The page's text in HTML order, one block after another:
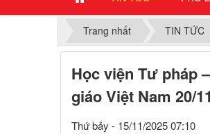
Trang nhất TIN TỨC
Học viện Tư pháp
giáo Việt Nam 20/
Thứ bảy - 15/11/2025 07:10